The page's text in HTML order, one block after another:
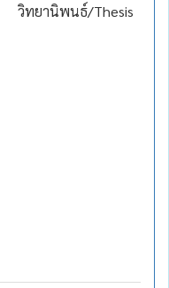
วิทยานิพนธ์/Thesis